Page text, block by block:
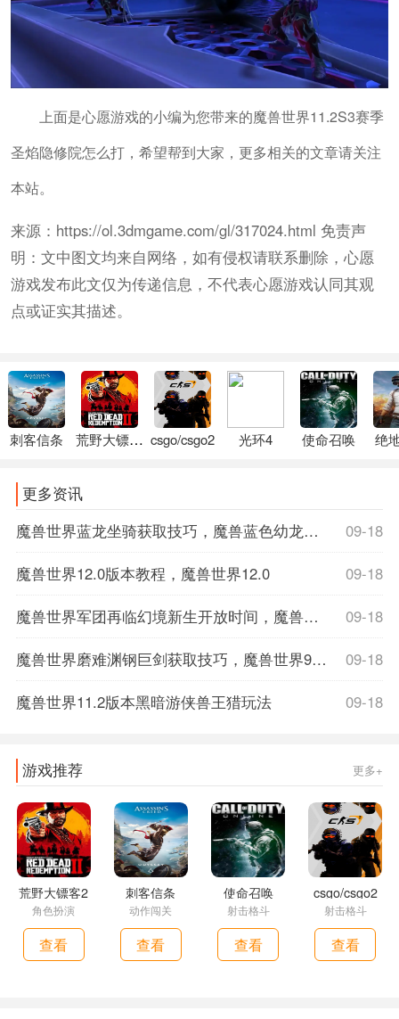
上面是心愿游戏的小编为您带来的魔兽世界11.2S3赛季
圣焰隐修院怎么打，希望帮到大家，更多相关的文章请关注
本站。
来源：https://ol.3dmgame.com/gl/317024.html 免责声
明：文中图文均来自网络，如有侵权请联系删除，心愿
游戏发布此文仅为传递信息，不代表心愿游戏认同其观
点或证实其描述。
刺客信条 荒野大镖客2 csgo/csgo2 光环4 使命召唤 绝
更多资讯
09-18
魔兽世界蓝龙坐骑获取技巧，魔兽蓝色幼龙坐骑
09-18
魔兽世界12.0版本教程，魔兽世界12.0
09-18
魔兽世界军团再临幻境新生开放时间，魔兽世界军团再临数据库
09-18
魔兽世界磨难渊钢巨剑获取技巧，魔兽世界9.1磨难词缀
09-18
魔兽世界11.2版本黑暗游侠兽王猎玩法
游戏推荐 更多+
荒野大镖客2
角色扮演
查看
刺客信条
动作闯关
查看
使命召唤
射击格斗
查看
csgo/csgo2
射击格斗
查看